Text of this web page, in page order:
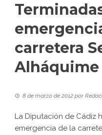
carretera
Alháquime
8 de marzo de 2012 por
La Diputación de Cádiz
emergencia de la